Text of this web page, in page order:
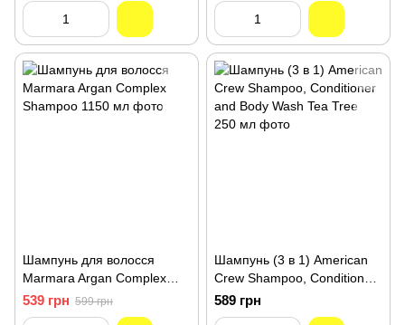
Шампунь для волосся
Marmara Argan Complex
Shampoo 1150 мл
539 грн 599 грн
Шампунь (3 в 1) American
Crew Shampoo, Conditioner
and Body Wash Tea Tree
250 мл
589 грн